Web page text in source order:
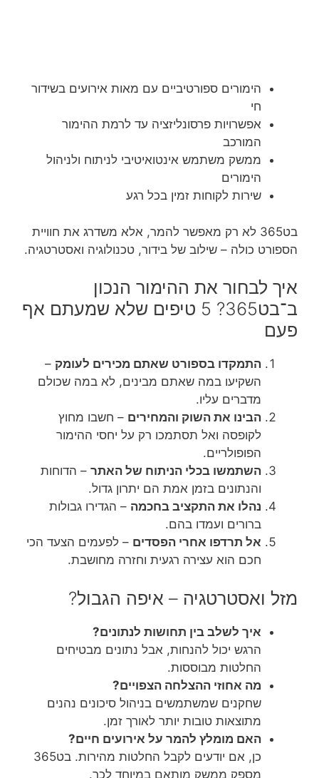
הימורים ספורטיביים עם מאות אירועים בשידור
חי
אפשרויות פרסונליזציה עד לרמת ההימור
המורכב
ממשק משתמש אינטואיטיבי לניתוח ולניהול
הימורים
שירות לקוחות זמין בכל רגע
בט365 לא רק מאפשר להמר, אלא משדרג את חוויית
הספורט כולה – שילוב של בידור, טכנולוגיה ואסטרטגיה.
איך לבחור את ההימור הנכון
ב־בט365? 5 טיפים שלא שמעתם אף
פעם
התמקדו בספורט שאתם מכירים לעומק –
השקיעו במה שאתם מבינים, לא במה שכולם
מדברים עליו.
הבינו את השוק והמחירים – חשבו מחוץ
לקופסה ואל תסתמכו רק על יחסי ההימור
הפופולריים.
השתמשו בכלי הניתוח של האתר – הדוחות
והנתונים בזמן אמת הם יתרון גדול.
נהלו את התקציב בחכמה – הגדירו גבולות
ברורים ועמדו בהם.
אל תרדפו אחרי הפסדים – לפעמים הצעד הכי
חכם הוא עצירה רגעית וחזרה מחושבת.
מזל ואסטרטגיה – איפה הגבול?
איך לשלב בין תחושות לנתונים?
הרגש יכול להנחות, אבל נתונים מבטיחים
החלטות מבוססות.
מה אחוזי ההצלחה הצפויים?
שחקנים שמשתמשים בניהול סיכונים נהנים
מתוצאות טובות יותר לאורך זמן.
האם מומלץ להמר על אירועים חיים?
כן, אם יודעים לקבל החלטות מהירות. בט365
מספק ממשק מותאם במיוחד לכך.